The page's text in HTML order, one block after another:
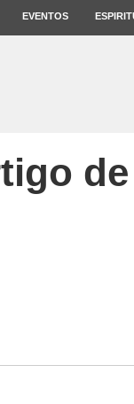
EVENTOS